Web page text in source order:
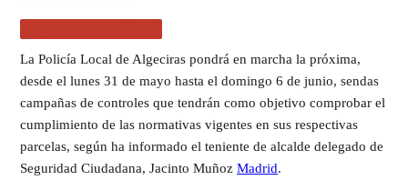
La Policía Local de Algeciras pondrá en marcha la próxima,
desde el lunes 31 de mayo hasta el domingo 6 de junio, sendas
campañas de controles que tendrán como objetivo comprobar el
cumplimiento de las normativas vigentes en sus respectivas
parcelas, según ha informado el teniente de alcalde delegado de
Seguridad Ciudadana, Jacinto Muñoz Madrid.